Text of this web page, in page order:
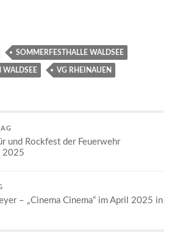
SOMMERFESTHALLE WALDSEE
WALDSEE VG RHEINAUEN
und Rockfest der Feuerwehr
2025
– „Cinema Cinema“ im April 2025 in